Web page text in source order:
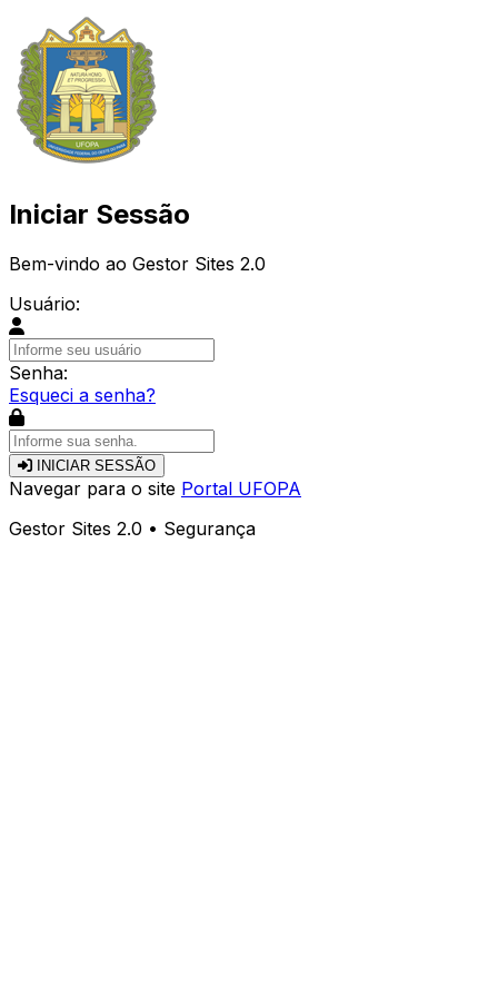
Iniciar Sessão
Bem-vindo ao Gestor Sites 2.0
Usuário:
Senha:
Esqueci a senha?
INICIAR SESSÃO
Navegar para o site Portal UFOPA
Gestor Sites 2.0 • Segurança